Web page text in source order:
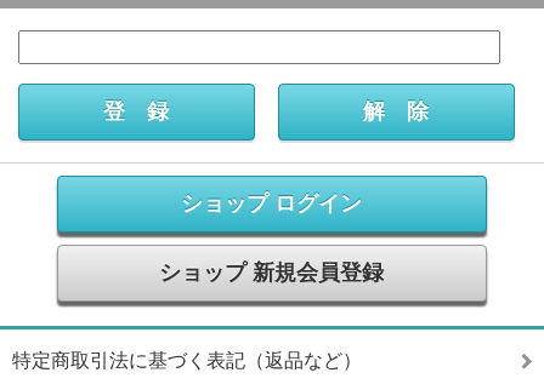
ショップ ログイン
ショップ 新規会員登録
特定商取引法に基づく表記（返品など）